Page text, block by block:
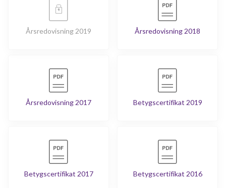
Årsredovisning 2019 Årsredovisning 2018
Årsredovisning 2017 Betygscertifikat 2019
Betygscertifikat 2017 Betygscertifikat 2016